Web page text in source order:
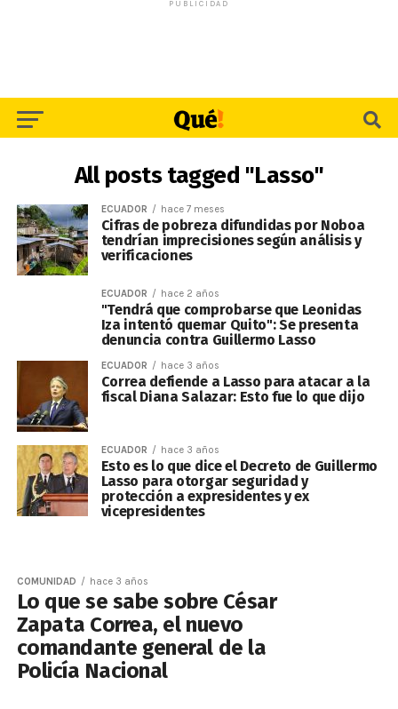
PUBLICIDAD
All posts tagged "Lasso"
ECUADOR hace 7 meses
Cifras de pobreza difundidas por Noboa
tendrían imprecisiones según análisis y
verificaciones
ECUADOR hace 2 años
"Tendrá que comprobarse que Leonidas
Iza intentó quemar Quito": Se presenta
denuncia contra Guillermo Lasso
ECUADOR hace 3 años
Correa defiende a Lasso para atacar a la
fiscal Diana Salazar: Esto fue lo que dijo
ECUADOR hace 3 años
Esto es lo que dice el Decreto de Guillermo
Lasso para otorgar seguridad y
protección a expresidentes y ex
vicepresidentes
COMUNIDAD hace 3 años
Lo que se sabe sobre César
Zapata Correa, el nuevo
comandante general de la
Policía Nacional